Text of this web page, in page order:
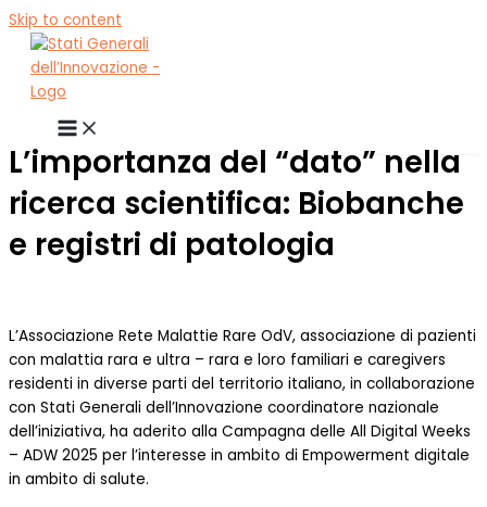
Skip to content
L’importanza del “dato” nella
ricerca scientifica: Biobanche
e registri di patologia
L’Associazione Rete Malattie Rare OdV, associazione di pazienti
con malattia rara e ultra – rara e loro familiari e caregivers
residenti in diverse parti del territorio italiano, in collaborazione
con Stati Generali dell’Innovazione coordinatore nazionale
dell’iniziativa, ha aderito alla Campagna delle All Digital Weeks
– ADW 2025 per l’interesse in ambito di Empowerment digitale
in ambito di salute.